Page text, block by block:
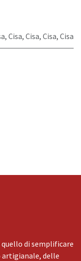
, Cisa, Cisa, Cisa, Cisa
di semplificare
delle